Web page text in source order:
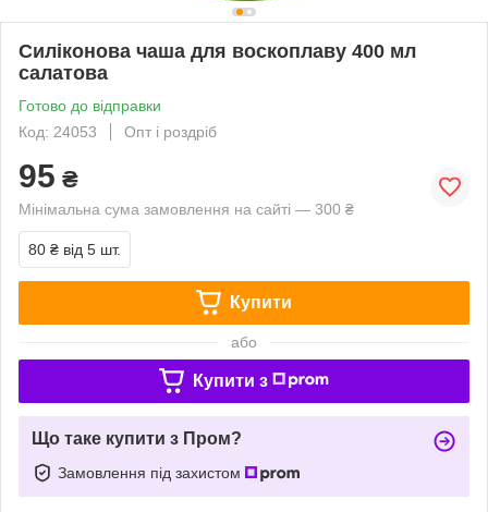
Силіконова чаша для воскоплаву 400 мл
салатова
Готово до відправки
Код: 24053
Опт і роздріб
95 ₴
Мінімальна сума замовлення на сайті — 300 ₴
80 ₴ від 5 шт.
Купити
або
Купити з
Що таке купити з Пром?
Замовлення під захистом